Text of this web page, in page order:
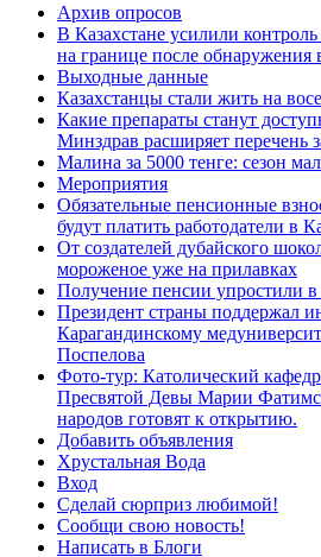
Архив опросов
В Казахстане усилили
на границе после обнаружения
Выходные данные
Казахстанцы стали жить на
Какие препараты станут
Минздрав расширяет перечень
Малина за 5000 тенге: сезон
Мероприятия
Обязательные пенсионные
будут платить работодатели в
От создателей дубайского
мороженое уже на прилавках
Получение пенсии упростили в
Президент страны поддержал
Карагандинскому
Поспелова
Фото-тур: Католический
Пресвятой Девы Марии
народов готовят к открытию.
Добавить объявления
Хрустальная Вода
Вход
Сделай сюрприз любимой!
Сообщи свою новость!
Написать в Блоги